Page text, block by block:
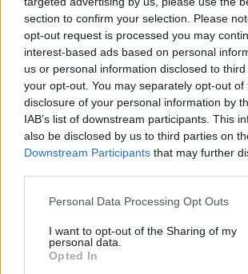
section to confirm your selection. Please
opt-out request is processed you may
interest-based ads based on personal
us or personal information disclosed to
your opt-out. You may separately opt-out of
disclosure of your personal information by
IAB’s list of downstream participants. This
also be disclosed by us to third parties on
Downstream Participants that may further
Personal Data Processing Opt Outs
I want to opt-out of the Sharing of my
personal data.
Opted In
Επιλογές Που
Ανακαλύψτε τα κοσμήματα που
Εδώ θα βρείτε τις κορυφαίες επιλογές
το μοναδικό τους στυλ και την